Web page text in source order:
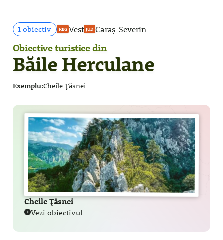
1 obiectiv REG Vest JUD Caraș-Severin
Obiective turistice din
Băile Herculane
Exemplu:Cheile Țăsnei
Cheile Țăsnei
Vezi obiectivul